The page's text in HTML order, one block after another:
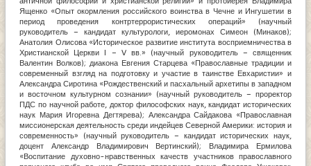
Ященко «Опыт окормления российского воинства в Чечне и Ингушетии в
период проведения контртеррористических операций» (научный
руководитель – кандидат культурологи, иеромонах Симеон (Минаков);
Анатолия Олисова «Историческое развитие института восприемничества в
Христианской Церкви I – V вв.» (научный руководитель – священник
Валентин Волков); диакона Евгения Старцева «Православные традиции и
современный взгляд на подготовку и участие в таинстве Евхаристии» и
Александра Сиротина «Рождественский и пасхальный архетипы в западном
и восточном культурном сознании» (научный руководитель – проректор
ПДС по научной работе, доктор философских наук, кандидат исторических
наук Мария Игоревна Дегтярева); Александра Сайдакова «Православная
миссионерская деятельность среди индейцев Северной Америки: история и
современность» (научный руководитель – кандидат исторических наук,
доцент Александр Владимирович Вертинский); Владимира Ермилова
«Воспитание духовно-нравственных качеств участников православного